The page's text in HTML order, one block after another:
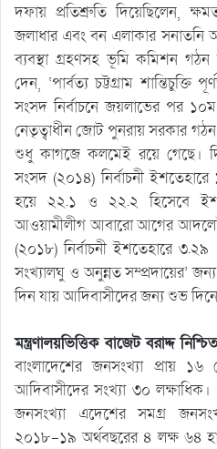
দফায় প্রতিশ্রুতি দিয়েছিলেন,
জলাধার এবং বন এলাকার সনাতনি
ব্যবস্থা গ্রহণসহ ভূমি কমিশন
দেন, ‘পার্বত্য চট্টগ্রাম শান্তিচুক্তি
সংসদ নির্বাচনে জয়লাভের পর
নেতৃত্বাধীন জোট পুনরায় সরকার
শুধু কাগজে কলমেই রয়ে গেছে।
সংসদ (২০১৪) নির্বাচনী
হয়ে ২২.১ ও ২২.২ হিসেবে
আওয়ামীলীগ আবারো আগের
(২০১৮) নির্বাচনী ইশতেহারে ৩.২৯
সংখ্যালঘু ও অনুন্নত সম্প্রদায়ের’
দিন যায় আদিবাসীদের জন্য শুভ
মন্ত্রণালয়ভিত্তিক বাজেট বরাদ্দ
বাংলাদেশের জনসংখ্যা প্রায়
আদিবাসীদের সংখ্যা ৩০
জনসংখ্যা এদেশের সমগ্র
২০১৮-১৯ অর্থবছরের ৪ লক্ষ ৬৪